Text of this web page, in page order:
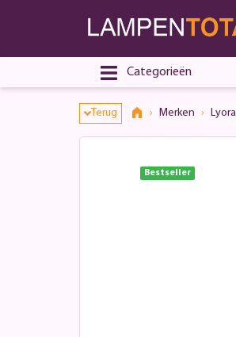
Categorieën
Terug Merken Lyora
Bestseller